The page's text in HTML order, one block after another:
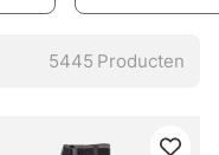
5445 Producten